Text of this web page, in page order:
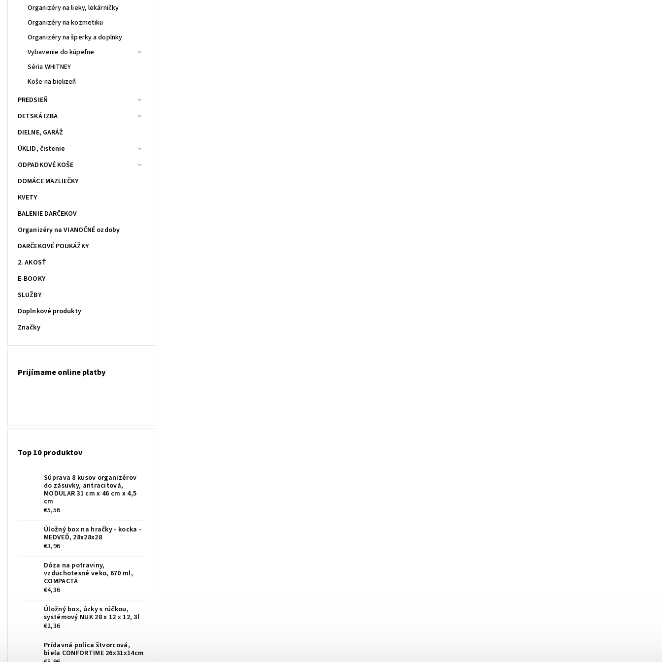
Organizéry na lieky, lekárničky
Organizéry na kozmetiku
Organizéry na šperky a doplnky
Vybavenie do kúpeľne
Séria WHITNEY
Koše na bielizeň
PREDSIEŇ
DETSKÁ IZBA
DIELNE, GARÁŽ
ÚKLID, čistenie
ODPADKOVÉ KOŠE
DOMÁCE MAZLIEČKY
KVETY
BALENIE DARČEKOV
Organizéry na VIANOČNÉ ozdoby
DARČEKOVÉ POUKÁŽKY
2. AKOSŤ
E-BOOKY
SLUŽBY
Doplnkové produkty
Značky
Prijímame online platby
Top 10 produktov
Súprava 8 kusov organizérov
do zásuvky, antracitová,
MODULAR 31 cm x 46 cm x 4,5
cm
€5,56
Úložný box na hračky - kocka -
MEDVEĎ, 28x28x28
€3,96
Dóza na potraviny,
vzduchotesné veko, 670 ml,
COMPACTA
€4,36
Úložný box, úzky s rúčkou,
systémový NUK 28 x 12 x 12, 3l
€2,36
Prídavná polica štvorcová,
biela CONFORTIME 26x31x14cm